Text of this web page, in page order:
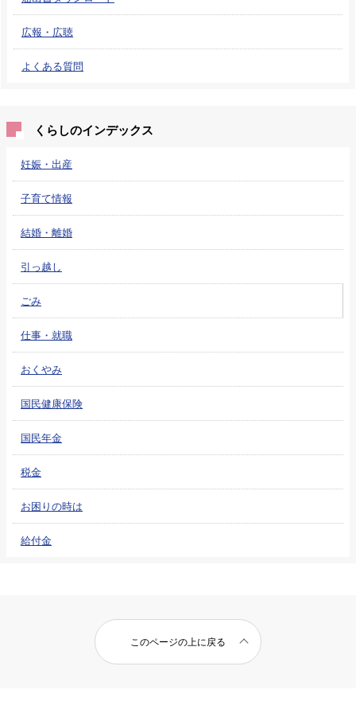
広報・広聴
よくある質問
くらしのインデックス
妊娠・出産
子育て情報
結婚・離婚
引っ越し
ごみ
仕事・就職
おくやみ
国民健康保険
国民年金
税金
お困りの時は
給付金
このページの上に戻る